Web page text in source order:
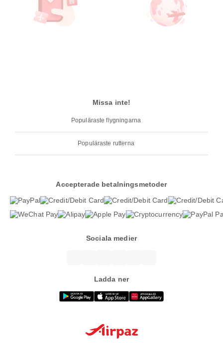
Missa inte!
Populäraste flygningarna
Populäraste rutterna
Accepterade betalningsmetoder
Sociala medier
Ladda ner